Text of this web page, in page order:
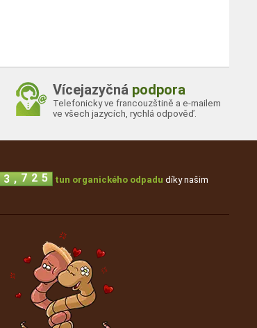
Vícejazyčná podpora
Telefonicky ve francouzštině a e-mailem
ve všech jazycích, rychlá odpověď.
3 , 7 2 5 tun organického odpadu díky našim